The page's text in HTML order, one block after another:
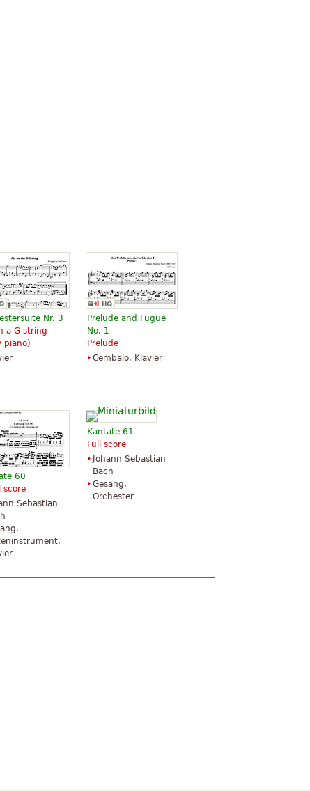
Nr. 3
a G string
piano)
Prelude and Fugue
No. 1
Prelude
Cembalo, Klavier
60
score
Sebastian
Kantate 61
Full score
Johann Sebastian
Bach
Gesang,
Orchester